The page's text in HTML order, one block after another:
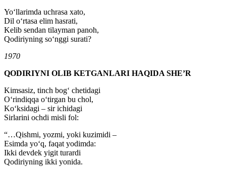
Yoʻllarimda uchrasa xato,
Dil oʻrtasa elim hasrati,
Kelib sendan tilayman panoh,
Qodiriyning soʻnggi surati?
1970
QODIRIYNI OLIB KЕTGANLARI HAQIDA SHEʼR
Kimsasiz, tinch bogʻ chetidagi
Oʻrindiqqa oʻtirgan bu chol,
Koʻksidagi – sir ichidagi
Sirlarini ochdi misli fol:
“…Qishmi, yozmi, yoki kuzimidi –
Esimda yoʻq, faqat yodimda:
Ikki devdek yigit turardi
Qodiriyning ikki yonida.